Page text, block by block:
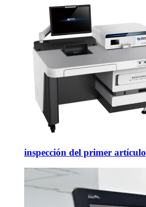
inspección del primer artículo